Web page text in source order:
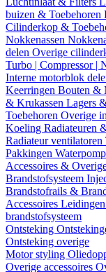
buizen & Toebehoren
Cilinderkop &
Nokkenassen
delen Overige
Turbo | Compressor |
Interne motorblok
Keerringen Bouten &
& Krukassen Lagers
Toebehoren Overige
Koeling Radiateuren
Radiateur ventilatoren
Pakkingen
Accessoires &
Brandstofsysteem
Brandstofrails &
Accessoires
brandstofsysteem
Ontsteking
Ontsteking overige
Motor styling
Overige accessoires